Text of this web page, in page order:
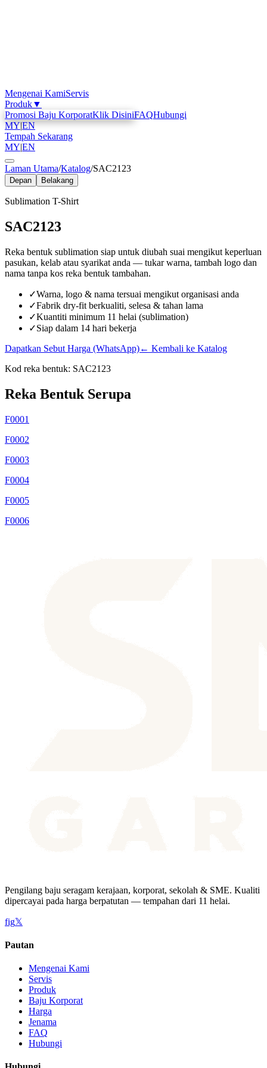
Mengenai KamiServis
Produk▼
Promosi Baju KorporatKlik DisiniFAQHubungi
MY|EN
Tempah Sekarang
MY|EN
Laman Utama/Katalog/SAC2123
Depan Belakang
Sublimation T-Shirt
SAC2123
Reka bentuk sublimation siap untuk diubah suai mengikut keperluan
pasukan, kelab atau syarikat anda — tukar warna, tambah logo dan
nama tanpa kos reka bentuk tambahan.
✓Warna, logo & nama tersuai mengikut organisasi anda
✓Fabrik dry-fit berkualiti, selesa & tahan lama
✓Kuantiti minimum 11 helai (sublimation)
✓Siap dalam 14 hari bekerja
Dapatkan Sebut Harga (WhatsApp)← Kembali ke Katalog
Kod reka bentuk: SAC2123
Reka Bentuk Serupa
F0001
F0002
F0003
F0004
F0005
F0006
Pengilang baju seragam kerajaan, korporat, sekolah & SME. Kualiti
dipercayai pada harga berpatutan — tempahan dari 11 helai.
fig𝕏
Pautan
Mengenai Kami
Servis
Produk
Baju Korporat
Harga
Jenama
FAQ
Hubungi